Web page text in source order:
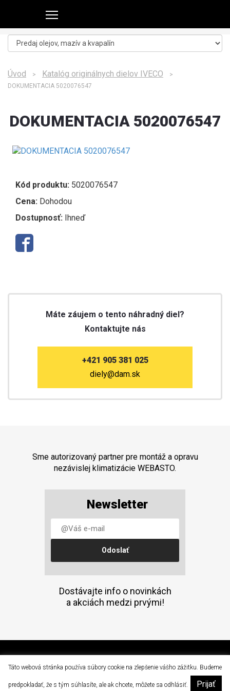
Úvod > Katalóg originálnych dielov IVECO >
DOKUMENTACIA 5020076547
DOKUMENTACIA 5020076547
Kód produktu: 5020076547
Cena: Dohodou
Dostupnosť: Ihneď
Máte záujem o tento náhradný diel?
Kontaktujte nás
+421 905 381 025
diely@dam.sk
Sme autorizovaný partner pre montáž a opravu
nezávislej klimatizácie WEBASTO.
Newsletter
Dostávajte info o novinkách
a akciách medzi prvými!
dam@dam.sk|051 / 77 64 502
Táto webová stránka používa súbory cookie na zlepšenie vášho zážitku. Budeme
predpokladať, že s tým súhlasíte, ale ak chcete, môžete sa odhlásiť. Prijať